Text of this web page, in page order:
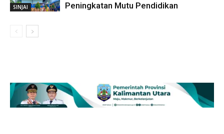
SINJAI
Peningkatan Mutu Pendidikan